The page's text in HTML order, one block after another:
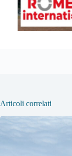
Articoli correlati